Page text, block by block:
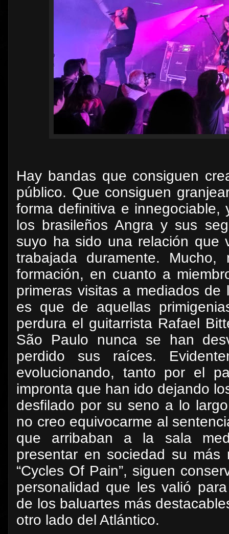
Hay bandas que consiguen
público. Que consiguen
forma definitiva e
los brasileños Angra y sus
suyo ha sido una relación que
trabajada duramente.
formación, en cuanto a
primeras visitas a mediados
es que de aquellas
perdura el guitarrista Rafael
São Paulo nunca se han
perdido sus raíces.
evolucionando, tanto por el
impronta que han ido dejando
desfilado por su seno a lo
no creo equivocarme al
que arribaban a la sala
presentar en sociedad su más
“Cycles Of Pain”, siguen
personalidad que les valió
de los baluartes más
otro lado del Atlántico.